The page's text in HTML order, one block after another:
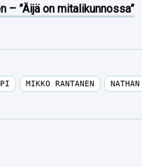
– ”Äijä on mitalikunnossa”
MIKKO RANTANEN